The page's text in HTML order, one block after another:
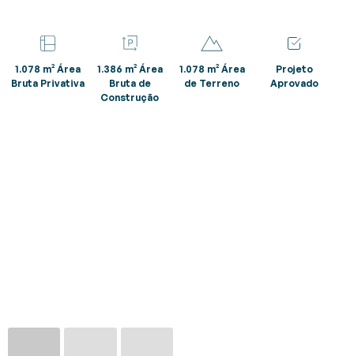
SECRET LISTINGS
1.078 m² Área
Bruta Privativa
1.386 m² Área
Bruta de
Construção
1.078 m² Área
de Terreno
Projeto
Aprovado